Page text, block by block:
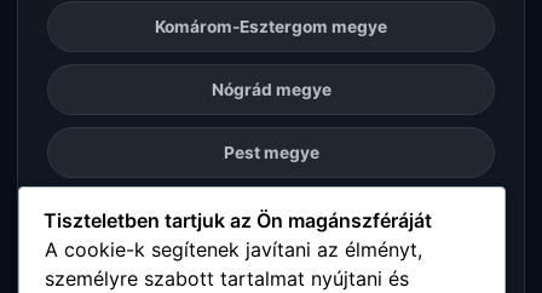
Komárom-Esztergom megye
Nógrád megye
Pest megye
Somogy megye
Szabolcs-Szatmár-Bereg megye
Tiszteletben tartjuk az Ön magánszféráját
A cookie-k segítenek javítani az élményt,
személyre szabott tartalmat nyújtani és